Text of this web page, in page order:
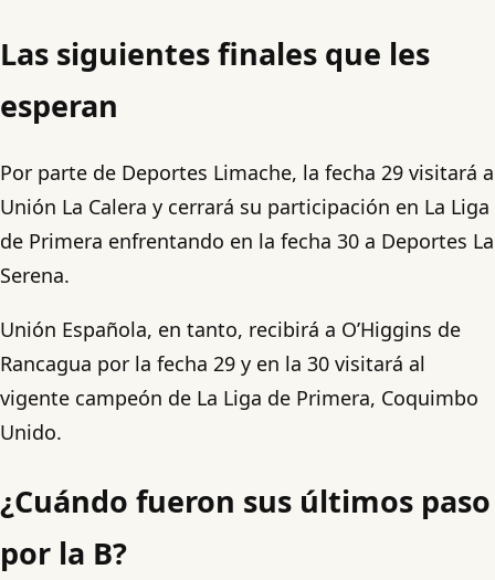
Las siguientes finales que les
esperan
Por parte de Deportes Limache, la fecha 29 visitará a
Unión La Calera y cerrará su participación en La Liga
de Primera enfrentando en la fecha 30 a Deportes La
Serena.
Unión Española, en tanto, recibirá a O’Higgins de
Rancagua por la fecha 29 y en la 30 visitará al
vigente campeón de La Liga de Primera, Coquimbo
Unido.
¿Cuándo fueron sus últimos paso
por la B?